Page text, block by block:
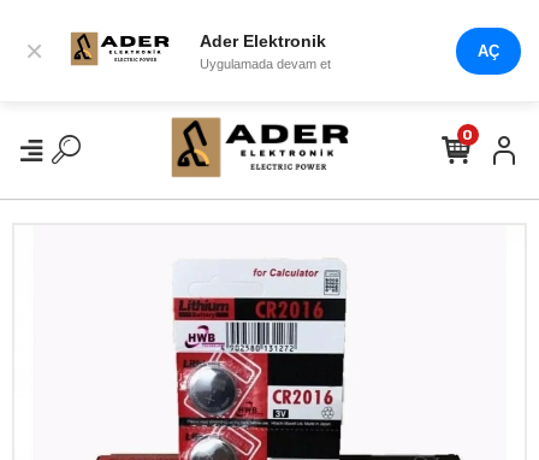
× Ader Elektronik
Uygulamada devam et
AÇ
0